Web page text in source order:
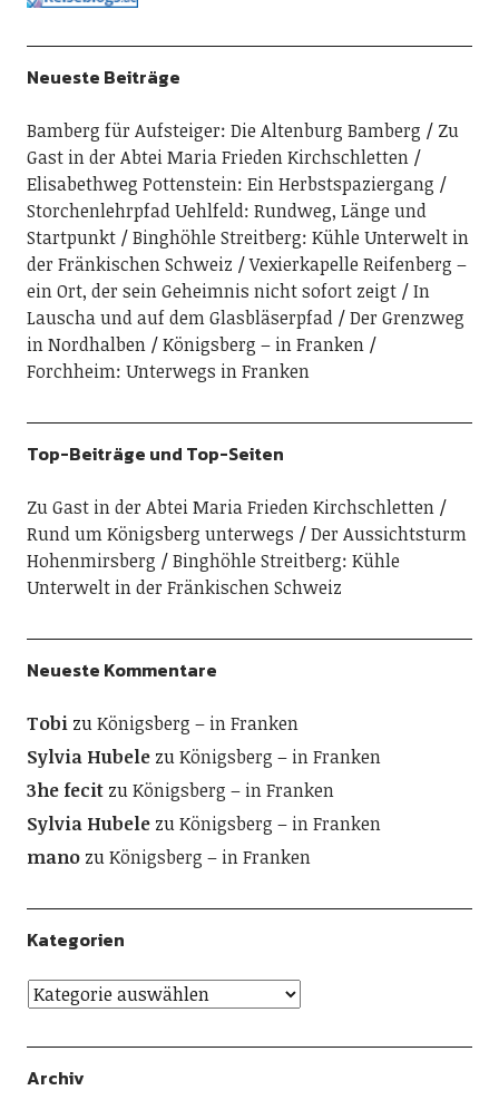
Neueste Beiträge
Bamberg für Aufsteiger: Die Altenburg Bamberg
Zu
Gast in der Abtei Maria Frieden Kirchschletten
Elisabethweg Pottenstein: Ein Herbstspaziergang
Storchenlehrpfad Uehlfeld: Rundweg, Länge und
Startpunkt
Binghöhle Streitberg: Kühle Unterwelt in
der Fränkischen Schweiz
Vexierkapelle Reifenberg –
ein Ort, der sein Geheimnis nicht sofort zeigt
In
Lauscha und auf dem Glasbläserpfad
Der Grenzweg
in Nordhalben
Königsberg – in Franken
Forchheim: Unterwegs in Franken
Top-Beiträge und Top-Seiten
Zu Gast in der Abtei Maria Frieden Kirchschletten
Rund um Königsberg unterwegs
Der Aussichtsturm
Hohenmirsberg
Binghöhle Streitberg: Kühle
Unterwelt in der Fränkischen Schweiz
Neueste Kommentare
TobizuKönigsberg – in Franken
Sylvia HubelezuKönigsberg – in Franken
3he fecitzuKönigsberg – in Franken
Sylvia HubelezuKönigsberg – in Franken
manozuKönigsberg – in Franken
Kategorien
Archiv